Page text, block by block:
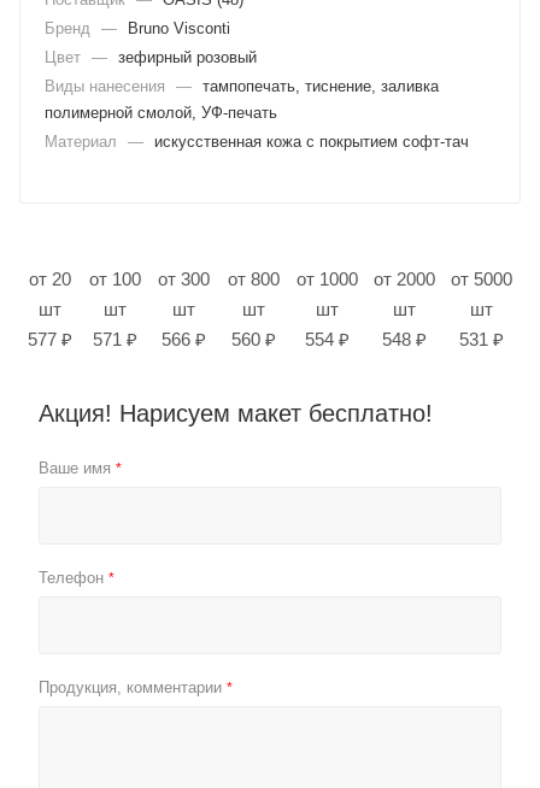
Бренд
—
Bruno Visconti
Цвет — зефирный розовый
Виды нанесения
— тампопечать, тиснение, заливка
полимерной смолой, УФ-печать
Материал
— искусственная кожа с покрытием софт-тач
от 20
шт
577 ₽
от 100
шт
571 ₽
от 300
шт
566 ₽
от 800
шт
560 ₽
от 1000
шт
554 ₽
от 2000
шт
548 ₽
от 5000
шт
531 ₽
Акция! Нарисуем макет бесплатно!
Ваше имя *
Телефон *
Продукция, комментарии *